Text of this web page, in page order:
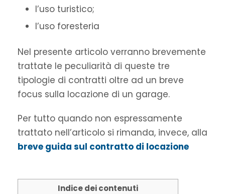
l’uso turistico;
l’uso foresteria
Nel presente articolo verranno brevemente
trattate le peculiarità di queste tre
tipologie di contratti oltre ad un breve
focus sulla locazione di un garage.
Per tutto quando non espressamente
trattato nell’articolo si rimanda, invece, alla
breve guida sul contratto di locazione
Indice dei contenuti